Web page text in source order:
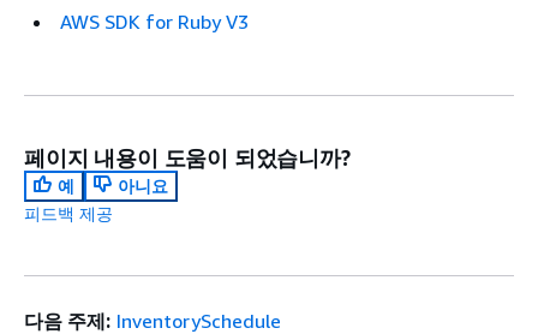
AWS SDK for Ruby V3
페이지 내용이 도움이 되었습니까?
예
아니요
피드백 제공
다음 주제: InventorySchedule